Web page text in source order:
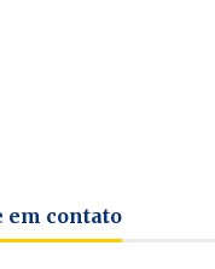
em contato